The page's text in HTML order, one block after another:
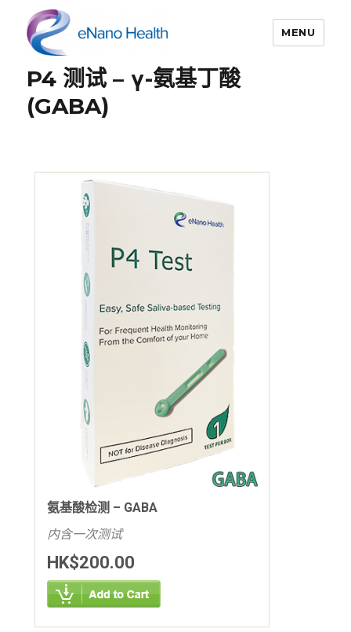
依纳康科技
MENU
P4 测试 – γ-氨基丁酸
(GABA)
氨基酸检测 – GABA
内含一次测试
HK$200.00